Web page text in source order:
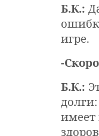
Б.К.:
игре.
-
Б.К.:
имеет